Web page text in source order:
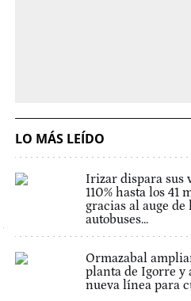
LO MÁS LEÍDO
Irizar dispara sus
110% hasta los 41
gracias al auge de
autobuses...
Ormazabal
planta de Igorre y
nueva línea para